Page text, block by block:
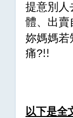
提意別人
體、出賣
妳媽媽若
痛?!!
以下是全